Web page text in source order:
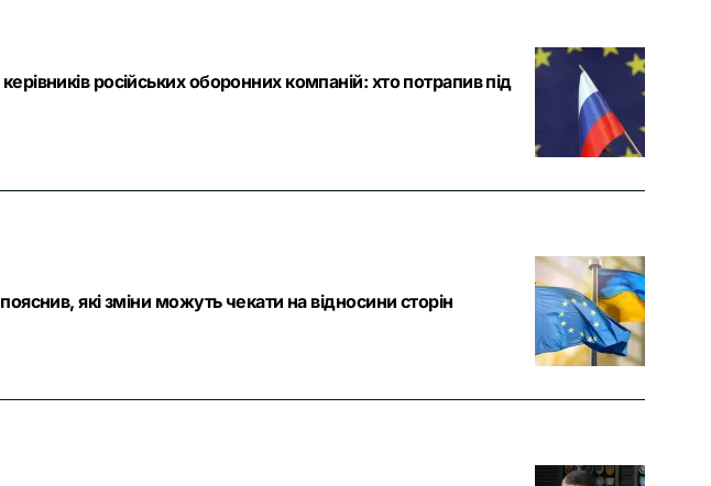
російських оборонних компаній: хто потрапив під
які зміни можуть чекати на відносини сторін